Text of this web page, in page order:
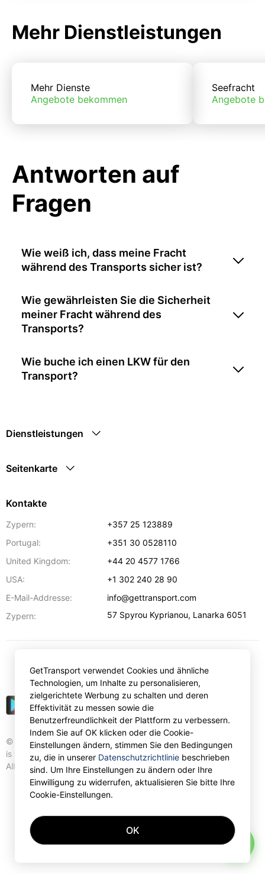
Mehr Dienstleistungen
Mehr Dienste
Angebote bekommen
Seefracht
Angebote
Antworten auf
Fragen
Wie weiß ich, dass meine Fracht
während des Transports sicher ist?
Wie gewährleisten Sie die Sicherheit
meiner Fracht während des
Transports?
Wie buche ich einen LKW für den
Transport?
Dienstleistungen
Seitenkarte
Kontakte
Zypern:
+357 25 123889
Portugal:
+351 30 0528110
United Kingdom:
+44 20 4577 1766
USA:
+1 302 240 28 90
E-Mail-Addresse:
info@gettransport.com
Zypern:
57 Spyrou Kyprianou, Lanarka 6051
© Gettransport International Limited. GetTransport®
is trademark of Gettransport International Limited.
All rights reserved.
EURGetTransport verwendet Cookies und ähnliche
Technologien, um Inhalte zu personalisieren,
zielgerichtete Werbung zu schalten und deren
Effektivität zu messen sowie die
Benutzerfreundlichkeit der Plattform zu verbessern.
Indem Sie auf OK klicken oder die Cookie-
Einstellungen ändern, stimmen Sie den Bedingungen
zu, die in unserer Datenschutzrichtlinie beschrieben
sind. Um Ihre Einstellungen zu ändern oder Ihre
Einwilligung zu widerrufen, aktualisieren Sie bitte Ihre
Cookie-Einstellungen.
OK
AI